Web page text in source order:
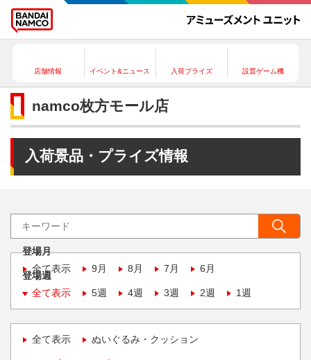
店舗情報 イベント&ニュース 入荷プライズ 設置ゲーム機
namco枚方モール店
入荷景品・プライズ情報
登場月
全て表示
9月 8月 7月 6月
登場週
全て表示
5週 4週 3週 2週 1週
全て表示 ぬいぐるみ・クッション